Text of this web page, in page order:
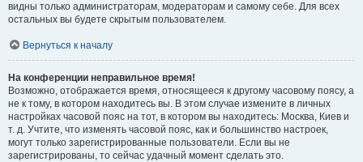
видны только администраторам, модераторам и самому себе. Для всех
остальных вы будете скрытым пользователем.
Вернуться к началу
На конференции неправильное время!
Возможно, отображается время, относящееся к другому часовому поясу, а
не к тому, в котором находитесь вы. В этом случае измените в личных
настройках часовой пояс на тот, в котором вы находитесь: Москва, Киев и
т. д. Учтите, что изменять часовой пояс, как и большинство настроек,
могут только зарегистрированные пользователи. Если вы не
зарегистрированы, то сейчас удачный момент сделать это.